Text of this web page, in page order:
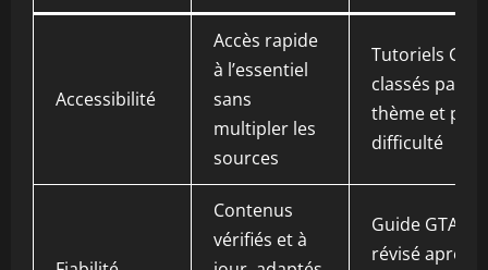
Accessibilité
Accès rapide
à l’essentiel
sans
multipler les
sources
Tutoriels GTA
classés par
thème et par
difficulté
Contenus
vérifiés et à
Guide GTA
révisé après